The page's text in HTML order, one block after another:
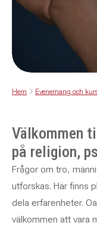
Hem Evenemang och
Välkommen
på religion,
Frågor om tro,
utforskas. Här finns
dela erfarenheter.
välkommen att vara